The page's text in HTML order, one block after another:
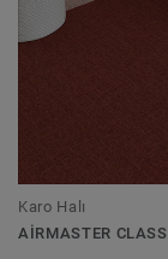
Karo Halı
AIRMASTER